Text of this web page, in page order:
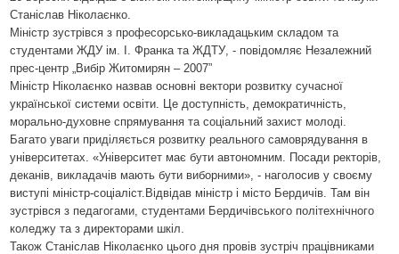
Станіслав Ніколаєнко.
Міністр зустрівся з професорсько-викладацьким складом та
студентами ЖДУ ім. І. Франка та ЖДТУ, - повідомляє Незалежний
прес-центр „Вибір Житомирян – 2007”
Міністр Ніколаєнко назвав основні вектори розвитку сучасної
української системи освіти. Це доступність, демократичність,
морально-духовне спрямування та соціальний захист молоді.
Багато уваги приділяється розвитку реального самоврядування в
університетах. «Університет має бути автономним. Посади ректорів,
деканів, викладачів мають бути виборними», - наголосив у своєму
виступі міністр-соціаліст.Відвідав міністр і місто Бердичів. Там він
зустрівся з педагогами, студентами Бердичівського політехнічного
коледжу та з директорами шкіл.
Також Станіслав Ніколаєнко цього дня провів зустріч працівниками